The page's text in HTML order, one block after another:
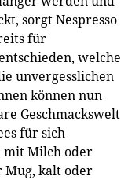
sorgt Nespresso
für
welche
unvergesslichen
können nun
Geschmackswelt
für sich
mit Milch oder
Mug, kalt oder